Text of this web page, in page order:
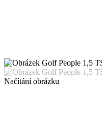
Načítání obrázku